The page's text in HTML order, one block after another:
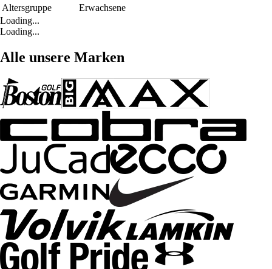
Altersgruppe
Erwachsene
Loading...
Loading...
Alle unsere Marken